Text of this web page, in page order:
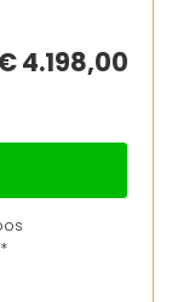
4.198,00